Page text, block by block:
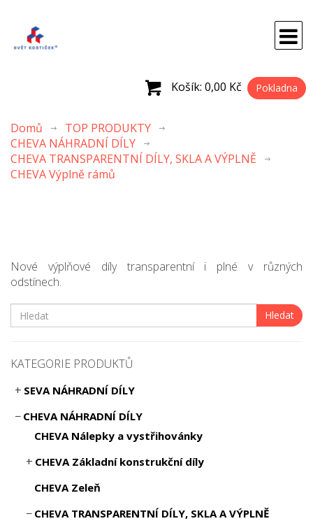
Košík: 0,00 Kč Pokladna
Domů
TOP PRODUKTY
CHEVA NÁHRADNÍ DÍLY
CHEVA TRANSPARENTNÍ DÍLY, SKLA A VÝPLNĚ
CHEVA Výplně rámů
Nové výplňové díly transparentní i plné v různých
odstínech.
Hledat
KATEGORIE PRODUKTŮ
SEVA NÁHRADNÍ DÍLY
CHEVA NÁHRADNÍ DÍLY
CHEVA Nálepky a vystřihovánky
CHEVA Základní konstrukční díly
CHEVA Zeleň
CHEVA TRANSPARENTNÍ DÍLY, SKLA A VÝPLNĚ